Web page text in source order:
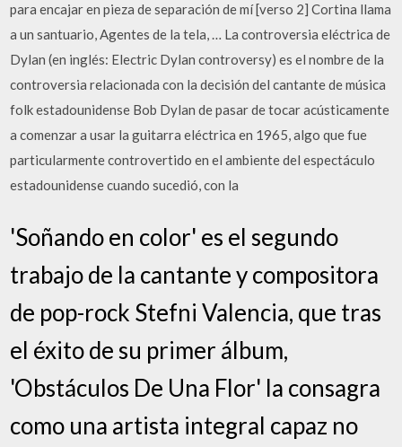
para encajar en pieza de separación de mí [verso 2] Cortina llama
a un santuario, Agentes de la tela, … La controversia eléctrica de
Dylan (en inglés: Electric Dylan controversy) es el nombre de la
controversia relacionada con la decisión del cantante de música
folk estadounidense Bob Dylan de pasar de tocar acústicamente
a comenzar a usar la guitarra eléctrica en 1965, algo que fue
particularmente controvertido en el ambiente del espectáculo
estadounidense cuando sucedió, con la
'Soñando en color' es el segundo
trabajo de la cantante y compositora
de pop-rock Stefni Valencia, que tras
el éxito de su primer álbum,
'Obstáculos De Una Flor' la consagra
como una artista integral capaz no